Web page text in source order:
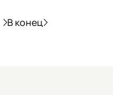
В конец